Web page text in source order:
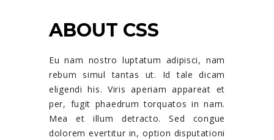
ABOUT CSS
Eu nam nostro luptatum adipisci, nam
rebum simul tantas ut. Id tale dicam
eligendi his. Viris aperiam appareat et
per, fugit phaedrum torquatos in nam.
Mea et illum detracto. Sed congue
dolorem evertitur in, option disputationi